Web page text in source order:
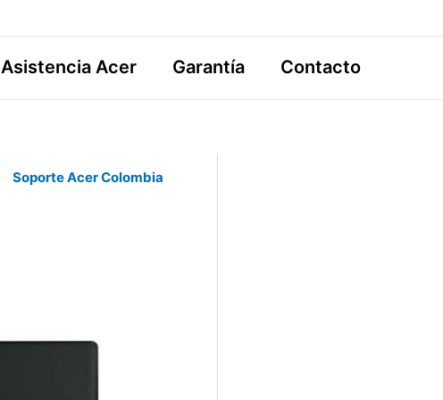
Asistencia Acer Garantía Contacto
Soporte Acer Colombia